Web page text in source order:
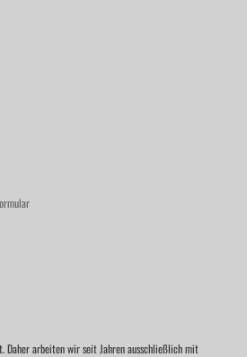
Daher arbeiten wir seit Jahren ausschließlich mit